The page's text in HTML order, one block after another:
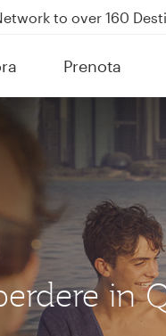
with Power Banks
resumption to
to over 160
Prenota
in